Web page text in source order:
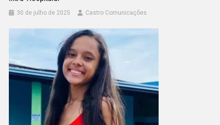
30 de julho de 2025 Castro Comunicações